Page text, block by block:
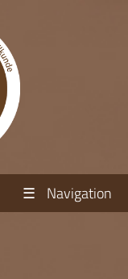
☰ Navigation